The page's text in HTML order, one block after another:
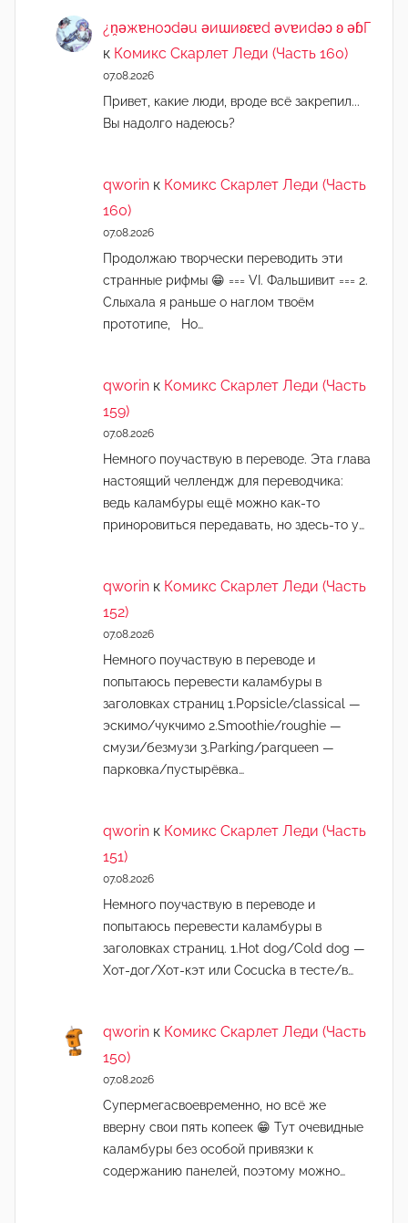
¿n̯ǝжɐноɔdǝu ǝиɯиʚεɐd ǝvɐиdǝɔ ʚ ǝɓГ
к Комикс Скарлет Леди (Часть 160)
07.08.2026
Привет, какие люди, вроде всё закрепил...
Вы надолго надеюсь?
qworin к Комикс Скарлет Леди (Часть
160)
07.08.2026
Продолжаю творчески переводить эти
странные рифмы 😁 === VI. Фальшивит === 2.
Слыхала я раньше о наглом твоём
прототипе, Но…
qworin к Комикс Скарлет Леди (Часть
159)
07.08.2026
Немного поучаствую в переводе. Эта глава
настоящий челлендж для переводчика:
ведь каламбуры ещё можно как-то
приноровиться передавать, но здесь-то у…
qworin к Комикс Скарлет Леди (Часть
152)
07.08.2026
Немного поучаствую в переводе и
попытаюсь перевести каламбуры в
заголовках страниц 1.Popsicle/classical —
эскимо/чукчимо 2.Smoothie/roughie —
смузи/безмузи 3.Parking/parqueen —
парковка/пустырёвка…
qworin к Комикс Скарлет Леди (Часть
151)
07.08.2026
Немного поучаствую в переводе и
попытаюсь перевести каламбуры в
заголовках страниц. 1.Hot dog/Cold dog —
Хот-дог/Хот-кэт или Cocucka в тесте/в…
qworin к Комикс Скарлет Леди (Часть
150)
07.08.2026
Супермегасвоевременно, но всё же
вверну свои пять копеек 😁 Тут очевидные
каламбуры без особой привязки к
содержанию панелей, поэтому можно…